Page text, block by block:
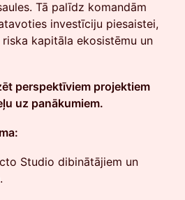
Tā palīdz komandām
investīciju piesaistei,
kapitāla ekosistēmu un
perspektīviem projektiem
uz panākumiem.
Studio dibinātājiem un